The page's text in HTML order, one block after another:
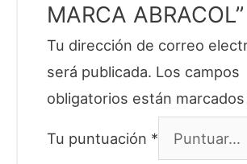
MARCA ABRACOL”
Tu dirección de correo
será publicada. Los campos
obligatorios están
Tu puntuación *